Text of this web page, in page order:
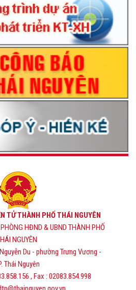
TỬ THÀNH PHỐ THÁI NGUYÊN
HĐND & UBND THÀNH PHỐ
NGUYÊN
Du - phường Trưng Vương -
Thái Nguyên
, Fax : 02083.854.998